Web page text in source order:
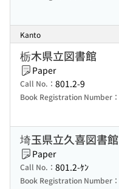
Kanto
栃木県立図書館
Paper
Call No.： 801.2-9
Book Registration Number：
埼玉県立久喜図書館
Paper
Call No.： 801.2-ｹﾝ
Book Registration Number：